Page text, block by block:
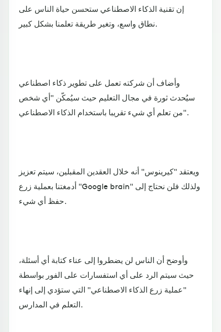
إن تقنية الذكاء الاصطناعي ستحسن حياة الناس على
نطاق واسع، وتغير طريقة تعلمنا بشكل كبير.
وأضاف أن شركته تعمل على تطوير ذكاء اصطناعي
سيُحدث ثورة في مجال التعليم حيث سيُمكّن "أي شخص
من تعلم أي شيء تقريبا باستخدام الذكاء الاصطناعي".
ويعتقد "كيرينوس" أنه خلال العقدين المقبلين، سيتم تعزيز
أدمغتنا بعملية زرع "Google brain" ولذلك فلن نحتاج إلى
حفظ أي شيء.
وأوضح أن الناس لن يضطروا إلى عناء كتابة أي أسئلة،
حيث سيتم الرد على أي استفسارات على الفور بواسطة
"عملية زرع الذكاء الاصطناعي" التي ستؤدي إلى إنهاء
التعلم في المدارس.